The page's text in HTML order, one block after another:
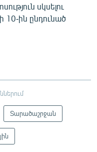
սկսելու
10-ին ընդունած
Տարածաշրջան